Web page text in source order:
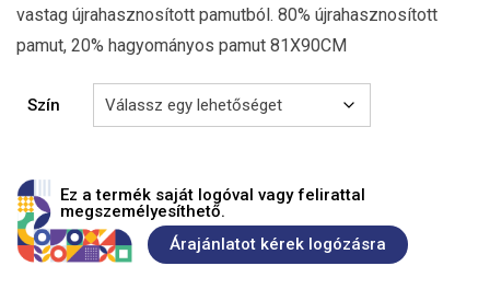
vastag újrahasznosított pamutból. 80% újrahasznosított
pamut, 20% hagyományos pamut 81X90CM
Szín
Ez a termék saját logóval vagy felirattal
megszemélyesíthető.
Árajánlatot kérek logózásra